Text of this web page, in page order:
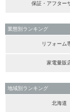
保証・アフター
業態別ランキング
リフォーム
家電量販
地域別ランキング
北海道